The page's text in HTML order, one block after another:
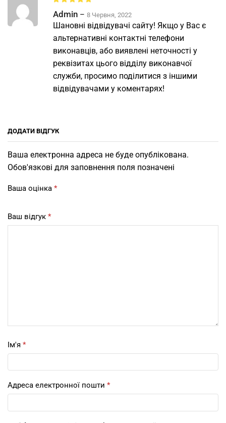
Admin – 8 Червня, 2022
Шановні відвідувачі сайту! Якщо у Вас є
альтернативні контактні телефони
виконавців, або виявлені неточності у
реквізитах цього відділу виконавчої
служби, просимо поділитися з іншими
відвідувачами у коментарях!
ДОДАТИ ВІДГУК
Ваша електронна адреса не буде опублікована.
Обов'язкові для заповнення поля позначені
Ваша оцінка *
Ваш відгук *
Ім'я *
Адреса електронної пошти *